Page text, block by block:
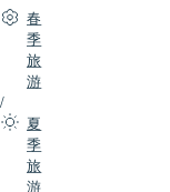
春
季
旅
游
/
夏
季
旅
游